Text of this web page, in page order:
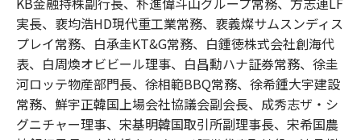
実長、裵均浩HD現代重工業常務、裵義燦サムスンディス
プレイ常務、白承圭KT&G常務、白鍾徳株式会社創海代
表、白周煥オビビール理事、白昌勳ハナ証券常務、徐圭
河ロッテ物産部門長、徐相範BBQ常務、徐希鍾大宇建設
常務、鮮宇正韓国上場会社協議会副会長、成秀志ザ・シ
グニチャー理事、宋基明韓国取引所副理事長、宋希国農